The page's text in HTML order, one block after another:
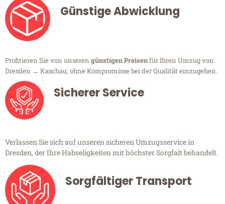
Günstige Abwicklung
Profitieren Sie von unseren günstigen Preisenfür Ihren Umzug von
Dresden → Kaschau, ohne Kompromisse bei der Qualität einzugehen.
Sicherer Service
Verlassen Sie sich auf unseren sicheren Umzugsservice in
Dresden, der Ihre Habseligkeiten mit höchster Sorgfalt behandelt.
Sorgfältiger Transport